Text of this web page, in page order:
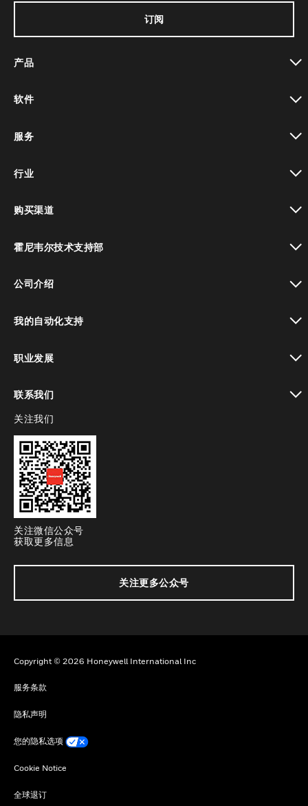
订阅
产品
软件
服务
行业
购买渠道
霍尼韦尔技术支持部
公司介绍
我的自动化支持
职业发展
联系我们
toggle view
关注我们
关注微信公众号
获取更多信息
关注更多公众号
Copyright © 2026 Honeywell International Inc
服务条款
隐私声明
您的隐私选项
Cookie Notice
全球退订